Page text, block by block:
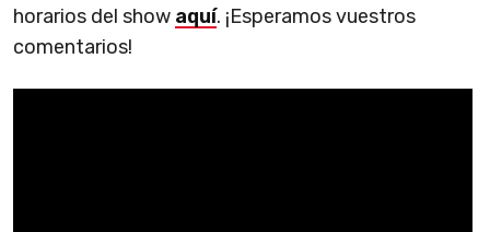
horarios del show aquí. ¡Esperamos vuestros
comentarios!